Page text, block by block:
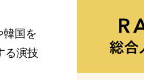
国を
る演技